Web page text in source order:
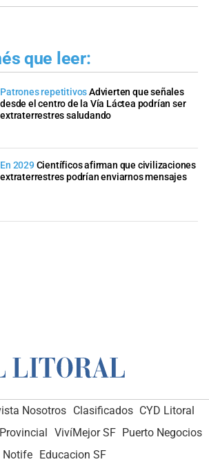
que leer:
Patrones repetitivosAdvierten que señales
desde el centro de la Vía Láctea podrían ser
extraterrestres saludando
En 2029Científicos afirman que civilizaciones
extraterrestres podrían enviarnos mensajes
Nosotros Clasificados CYD Litoral
VivíMejor SF Puerto Negocios
Notife Educacion SF